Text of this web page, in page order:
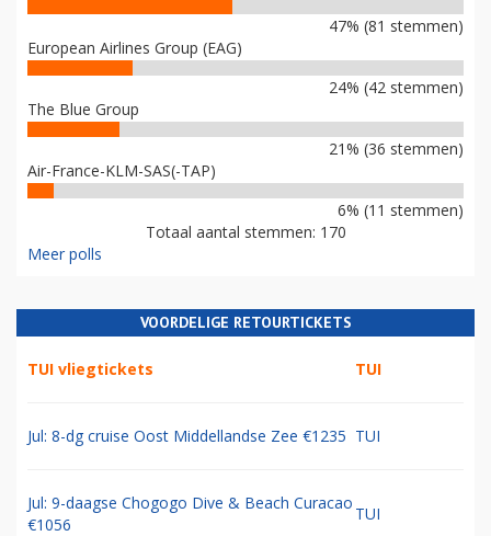
47% (81 stemmen)
European Airlines Group (EAG)
24% (42 stemmen)
The Blue Group
21% (36 stemmen)
Air-France-KLM-SAS(-TAP)
6% (11 stemmen)
Totaal aantal stemmen: 170
Meer polls
VOORDELIGE RETOURTICKETS
TUI vliegtickets TUI
Jul: 8-dg cruise Oost Middellandse Zee €1235 TUI
Jul: 9-daagse Chogogo Dive & Beach Curacao
€1056
TUI